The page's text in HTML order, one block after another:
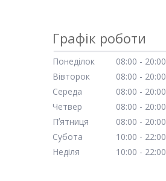
Графік роботи
Понеділок 08:00
20:00
Вівторок
08:00
20:00
Середа
08:00
20:00
Четвер
08:00
20:00
Пʼятниця
08:00
20:00
Субота
10:00
22:00
Неділя
10:00 22:00